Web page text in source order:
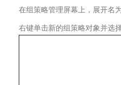
在组策略管理屏幕上，展开名
右键单击新的组策略对象并选